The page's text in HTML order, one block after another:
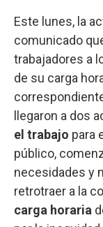
Este lunes, la
comunicado
trabajadores a
de su carga
llegaron a dos
el trabajo para
público,
necesidades y
retrotraer a la
carga horaria